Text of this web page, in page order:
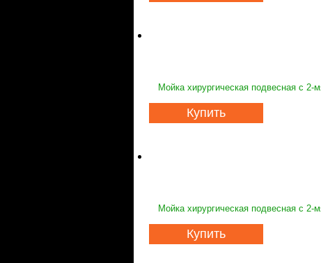
Мойка хирургическая подвесная с
Купить
Мойка хирургическая подвесная с
Купить